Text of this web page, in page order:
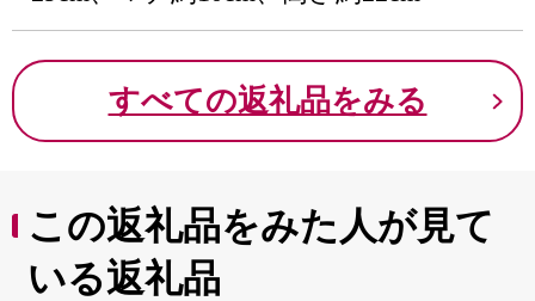
すべての返礼品をみる
この返礼品をみた人が見て
いる返礼品